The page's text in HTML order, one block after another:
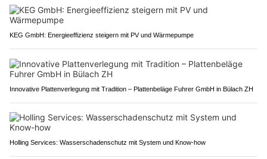
KEG GmbH: Energieeffizienz steigern mit PV und Wärmepumpe
Innovative Plattenverlegung mit Tradition – Plattenbeläge Fuhrer GmbH in Bülach ZH
Holling Services: Wasserschadenschutz mit System und Know-how